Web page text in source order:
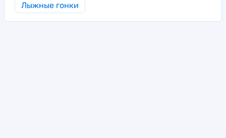
Лыжные гонки